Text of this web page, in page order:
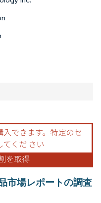
市場レポートの調査